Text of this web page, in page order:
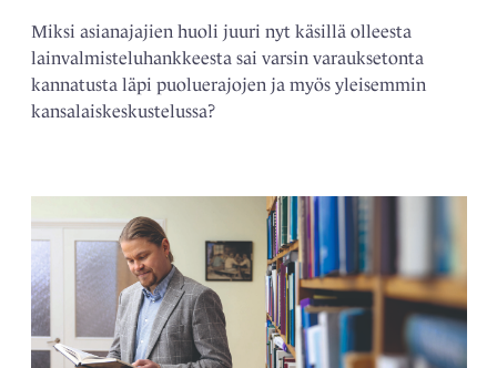
Miksi asianajajien huoli juuri nyt käsillä olleesta
lainvalmisteluhankkeesta sai varsin varauksetonta
kannatusta läpi puoluerajojen ja myös yleisemmin
kansalaiskeskustelussa?